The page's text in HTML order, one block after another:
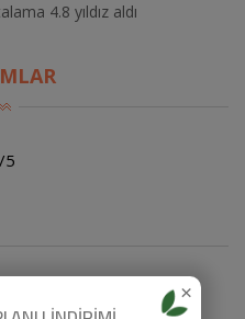
4.8 yıldız aldı
5
×